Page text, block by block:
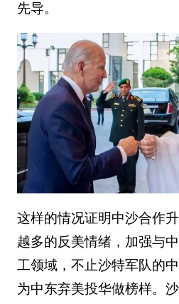
先导。
这样的情况证明中沙合作
越多的反美情绪，加强与
工领域，不止沙特军队的
为中东弃美投华做榜样。